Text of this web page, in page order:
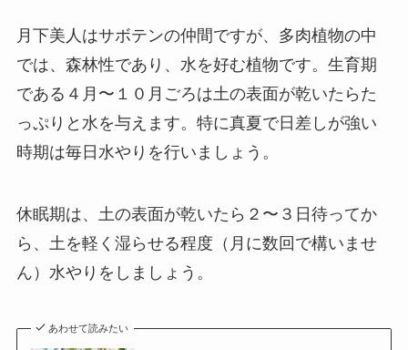
月下美人はサボテンの仲間ですが、多肉植物の中
では、森林性であり、水を好む植物です。 生育期
である４月〜１０月ごろは土の表面が乾いたらた
っぷりと水を与えます。 特に真夏で日差しが強い
時期は毎日水やりを行いましょう。
休眠期は、土の表面が乾いたら２〜３日待ってか
ら、土を軽く湿らせる程度（月に数回で構いませ
ん）水やりをしましょう。
あわせて読みたい